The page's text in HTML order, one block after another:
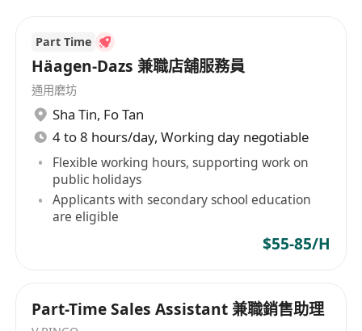
協助維持營業區域整潔，按標準完成開店準備、
營業中補位清潔及收店後基本清潔工作
以友善主動的態度接待顧客，解答產品相關查
詢，並適度推薦當日特選或季節性烘焙品項
工作要求：
學歷要求為中三或以上，歡迎應屆畢業生或初入
職場人士申請，無需相關行業經驗
具備基本溝通能力，能以廣東話進行日常對話，
懂普通話及簡單英文為佳，有利於服務多元顧客
做事細心有責任感，能獨立處理收銀與訂單核對
等重複性工作，並留意庫存異常或缺貨狀況
Part Time
Häagen-Dazs 兼職店舖服務員
通用磨坊
Sha Tin, Fo Tan
4 to 8 hours/day, Working day negotiable
Flexible working hours, supporting work on
public holidays
Applicants with secondary school education
are eligible
$55-85/H
Part-Time Sales Assistant 兼職銷售助理